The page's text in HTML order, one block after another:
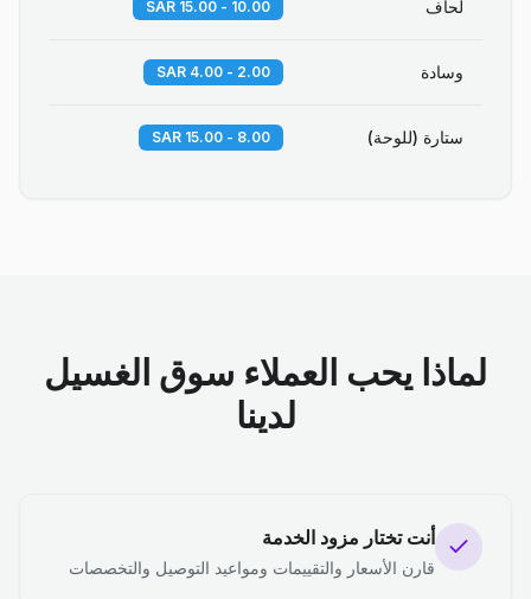
لحاف 10.00 - 15.00 SAR
وسادة 2.00 - 4.00 SAR
ستارة (للوحة) 8.00 - 15.00 SAR
لماذا يحب العملاء سوق الغسيل
لدينا
أنت تختار مزود الخدمة
قارن الأسعار والتقييمات ومواعيد التوصيل والتخصصات